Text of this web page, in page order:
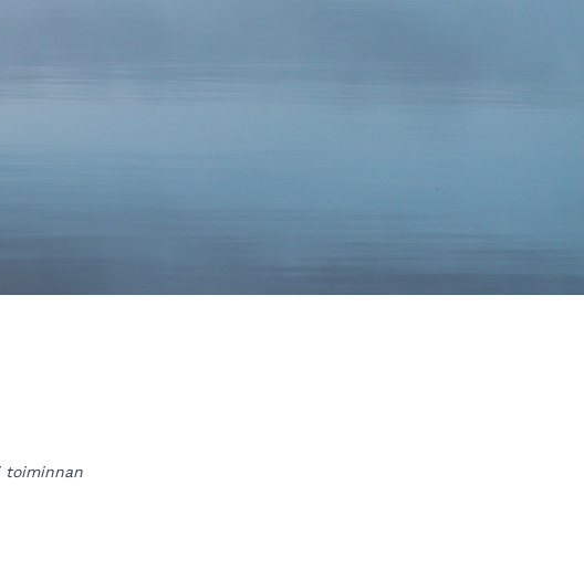
toiminnan